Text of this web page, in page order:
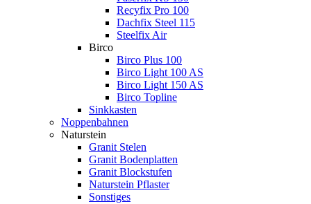
Recyfix Pro 100
Dachfix Steel 115
Steelfix Air
Birco
Birco Plus 100
Birco Light 100 AS
Birco Light 150 AS
Birco Topline
Sinkkasten
Noppenbahnen
Naturstein
Granit Stelen
Granit Bodenplatten
Granit Blockstufen
Naturstein Pflaster
Sonstiges